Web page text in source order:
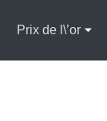
Prix de l\’or